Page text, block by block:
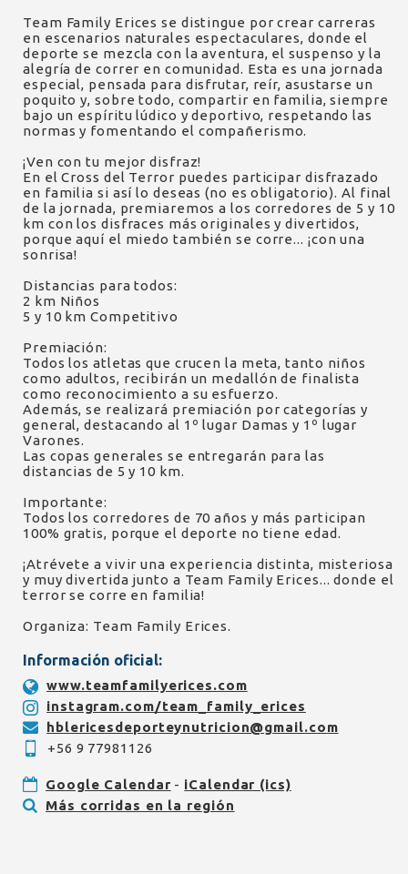
Team Family Erices se distingue por crear carreras
en escenarios naturales espectaculares, donde el
deporte se mezcla con la aventura, el suspenso y la
alegría de correr en comunidad. Esta es una jornada
especial, pensada para disfrutar, reír, asustarse un
poquito y, sobre todo, compartir en familia, siempre
bajo un espíritu lúdico y deportivo, respetando las
normas y fomentando el compañerismo.
¡Ven con tu mejor disfraz!
En el Cross del Terror puedes participar disfrazado
en familia si así lo deseas (no es obligatorio). Al final
de la jornada, premiaremos a los corredores de 5 y 10
km con los disfraces más originales y divertidos,
porque aquí el miedo también se corre... ¡con una
sonrisa!
Distancias para todos:
2 km Niños
5 y 10 km Competitivo
Premiación:
Todos los atletas que crucen la meta, tanto niños
como adultos, recibirán un medallón de finalista
como reconocimiento a su esfuerzo.
Además, se realizará premiación por categorías y
general, destacando al 1º lugar Damas y 1º lugar
Varones.
Las copas generales se entregarán para las
distancias de 5 y 10 km.
Importante:
Todos los corredores de 70 años y más participan
100% gratis, porque el deporte no tiene edad.
¡Atrévete a vivir una experiencia distinta, misteriosa
y muy divertida junto a Team Family Erices... donde el
terror se corre en familia!
Organiza: Team Family Erices.
Información oficial:
www.teamfamilyerices.com
instagram.com/team_family_erices
hblericesdeporteynutricion@gmail.com
+56 9 77981126
Google Calendar - iCalendar (ics)
Más corridas en la región